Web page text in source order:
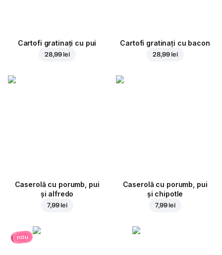
Cartofi gratinați cu pui
28,99 lei
Cartofi gratinați cu bacon
28,99 lei
Caserolă cu porumb, pui
și alfredo
7,99 lei
Caserolă cu porumb, pui
și chipotle
7,99 lei
nou